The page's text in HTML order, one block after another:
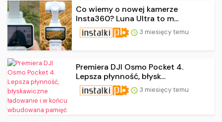
Co wiemy o nowej kamerze
Insta360? Luna Ultra to m...
3 miesięcy temu
Premiera DJI Osmo Pocket 4.
Lepsza płynność, błysk...
3 miesięcy temu